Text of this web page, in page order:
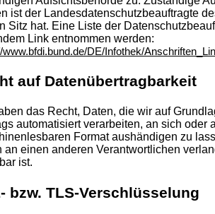
ist der Landesdatenschutzbeauftragte
Sitz hat. Eine Liste der
Link entnommen werden:
www.bfdi.bund.de/DE/Infothek/
auf Datenübertragbarkeit
das Recht, Daten, die wir auf
automatisiert verarbeiten, an sich oder
Format aushändigen zu
an einen anderen Verantwortlichen
ist.
bzw. TLS-Verschlüsselung